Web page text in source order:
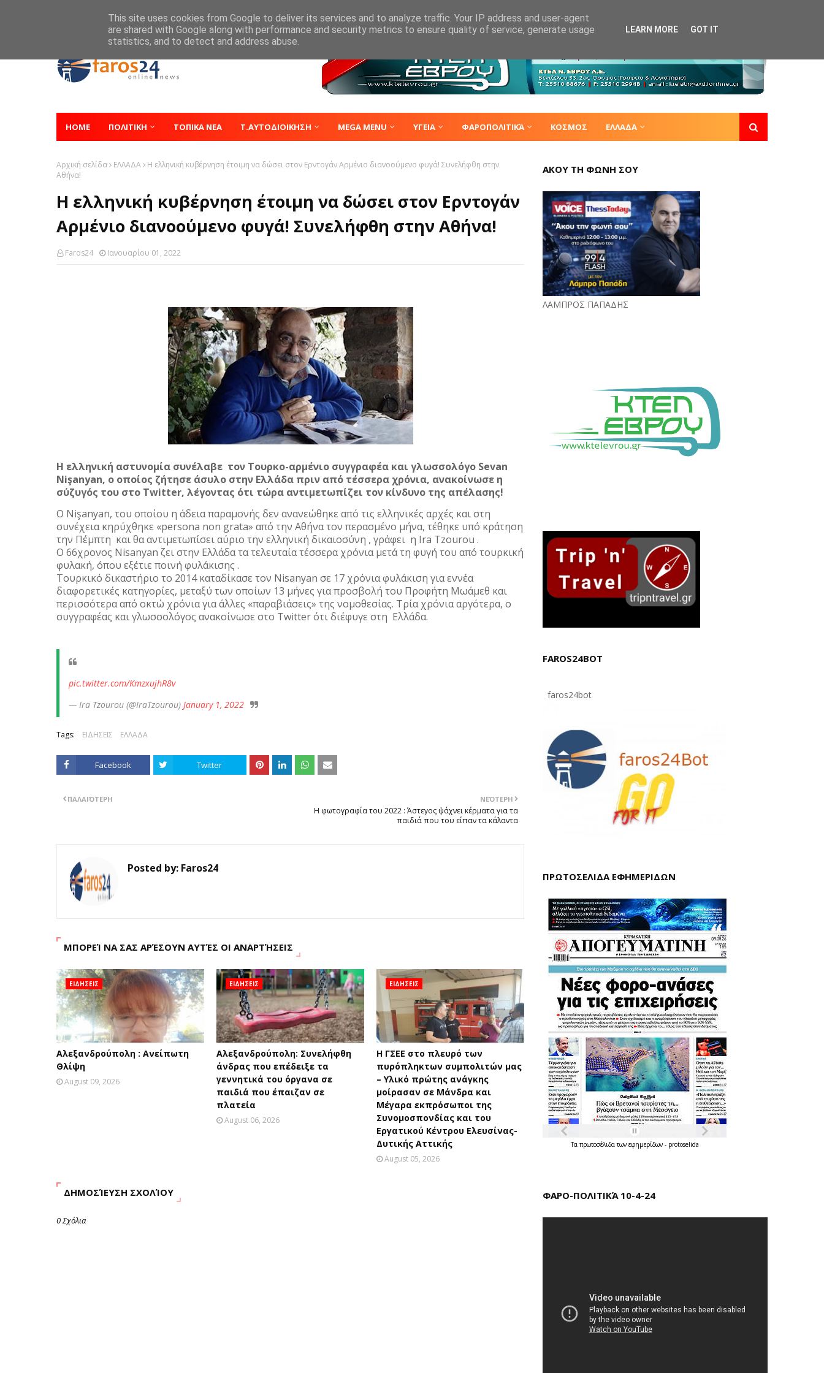
HOME ΠΟΛΙΤΙΚΗ ΤΟΠΙΚΑ ΝΕΑ Τ.ΑΥΤΟΔΙΟΙΚΗΣΗ MEGA MENU ΥΓΕΙΑ ΦΑΡΟΠΟΛΙΤΙΚΆ ΚΟΣΜΟΣ ΕΛΛΑΔΑ
Αρχική σελίδα ΕΛΛΑΔΑ
Η ελληνική κυβέρνηση έτοιμη να δώσει στον Ερντογάν Αρμένιο διανοούμενο φυγά! Συνελήφθη στην
Αθήνα!
Η ελληνική κυβέρνηση έτοιμη να δώσει στον Ερντογάν
Αρμένιο διανοούμενο φυγά! Συνελήφθη στην Αθήνα!
Faros24 Ιανουαρίου 01, 2022
Η ελληνική αστυνομία συνέλαβε τον Τουρκο-αρμένιο συγγραφέα και γλωσσολόγο Sevan
Nişanyan, ο οποίος ζήτησε άσυλο στην Ελλάδα πριν από τέσσερα χρόνια, ανακοίνωσε η
σύζυγός του στο Twitter, λέγοντας ότι τώρα αντιμετωπίζει τον κίνδυνο της απέλασης!
Ο Nişanyan, του οποίου η άδεια παραμονής δεν ανανεώθηκε από τις ελληνικές αρχές και στη
συνέχεια κηρύχθηκε «persona non grata» από την Αθήνα τον περασμένο μήνα, τέθηκε υπό κράτηση
την Πέμπτη και θα αντιμετωπίσει αύριο την ελληνική δικαιοσύνη , γράφει η Ira Tzourou .
Ο 66χρονος Nisanyan ζει στην Ελλάδα τα τελευταία τέσσερα χρόνια μετά τη φυγή του από τουρκική
φυλακή, όπου εξέτιε ποινή φυλάκισης .
Τουρκικό δικαστήριο το 2014 καταδίκασε τον Nisanyan σε 17 χρόνια φυλάκιση για εννέα
διαφορετικές κατηγορίες, μεταξύ των οποίων 13 μήνες για προσβολή του Προφήτη Μωάμεθ και
περισσότερα από οκτώ χρόνια για άλλες «παραβιάσεις» της νομοθεσίας. Τρία χρόνια αργότερα, ο
συγγραφέας και γλωσσολόγος ανακοίνωσε στο Twitter ότι διέφυγε στη Ελλάδα.
pic.twitter.com/KmzxujhR8v
— Ira Tzourou (@IraTzourou) January 1, 2022
Tags: ΕΙΔΗΣΕΙΣ ΕΛΛΑΔΑ
Facebook Twitter
ΝΕΌΤΕΡΗ
Η φωτογραφία του 2022 : Άστεγος ψάχνει κέρματα για τα
παιδιά που του είπαν τα κάλαντα
ΠΑΛΑΙΌΤΕΡΗ
Posted by: Faros24
ΜΠΟΡΕΊ ΝΑ ΣΑΣ ΑΡΈΣΟΥΝ ΑΥΤΈΣ ΟΙ ΑΝΑΡΤΉΣΕΙΣ
ΕΙΔΗΣΕΙΣ
Αλεξανδρούπολη : Ανείπωτη
Θλίψη
August 09, 2026
ΕΙΔΗΣΕΙΣ
Αλεξανδρούπολη: Συνελήφθη
άνδρας που επέδειξε τα
γεννητικά του όργανα σε
παιδιά που έπαιζαν σε
πλατεία
August 06, 2026
ΕΙΔΗΣΕΙΣ
H ΓΣΕΕ στο πλευρό των
πυρόπληκτων συμπολιτών μας
– Υλικό πρώτης ανάγκης
μοίρασαν σε Μάνδρα και
Μέγαρα εκπρόσωποι της
Συνομοσπονδίας και του
Εργατικού Κέντρου Ελευσίνας-
Δυτικής Αττικής
August 05, 2026
ΔΗΜΟΣΊΕΥΣΗ ΣΧΟΛΊΟΥ
0 Σχόλια
ΑΚΟΥ ΤΗ ΦΩΝΗ ΣΟΥ
ΛΑΜΠΡΟΣ ΠΑΠΑΔΗΣ
FAROS24BOT
faros24bot
ΠΡΩΤΟΣΕΛΙΔΑ ΕΦΗΜΕΡΙΔΩΝ
Τα πρωτοσέλιδατων εφημερίδων - protoselida
ΦΑΡΟ-ΠΟΛΙΤΙΚΆ 10-4-24
This site uses cookies from Google to deliver its services and to analyze traffic. Your IP address and user-agent
are shared with Google along with performance and security metrics to ensure quality of service, generate usage
statistics, and to detect and address abuse.
LEARN MORE GOT IT